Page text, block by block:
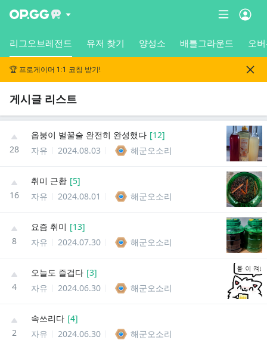
리그오브레전드 유저 찾기 양성소 배틀그라운드 오
🏆 프로게이머 1:1 코칭 받기!
게시글 리스트
28
옵붕이 벌꿀술 완전히 완성했다 [12]
자유
2024.08.03 해군오소리
16
취미 근황 [5]
자유
2024.08.01 해군오소리
8
요즘 취미 [13]
자유
2024.07.30 해군오소리
4
오늘도 즐겁다 [3]
자유
2024.06.30 해군오소리
2
속쓰리다 [4]
자유
2024.06.30 해군오소리